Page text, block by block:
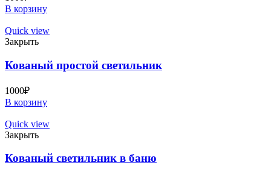
В корзину
Quick view
Закрыть
Кованый простой светильник
1000₽
В корзину
Quick view
Закрыть
Кованый светильник в баню